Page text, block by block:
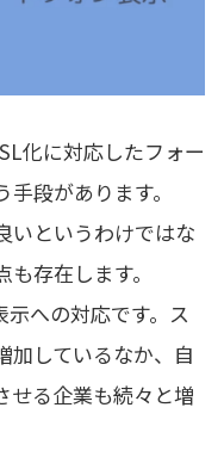
化に対応したフォー
段があります。
いというわけではな
存在します。
への対応です。ス
加しているなか、自
せる企業も続々と増